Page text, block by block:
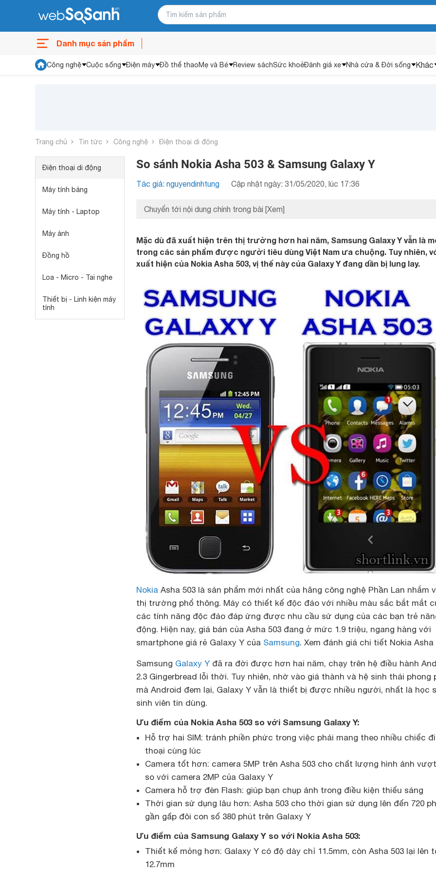
Danh mục sản phẩm
Công nghệ Cuộc sống Điện máy Đồ thể thaoMẹ và Bé Review sáchSức khoẻĐánh giá xe Nhà cửa & Đời sống Khác
Trang chủ Tin tức Công nghệ Điện thoại di động
Điện thoại di động
Máy tính bảng
Máy tính - Laptop
Máy ảnh
Đồng hồ
Loa - Micro - Tai nghe
Thiết bị - Linh kiện máy
tính
So sánh Nokia Asha 503 & Samsung Galaxy Y
Tác giả: nguyendinhtung Cập nhật ngày: 31/05/2020, lúc 17:36
Chuyển tới nội dung chính trong bài [Xem]
Mặc dù đã xuất hiện trên thị trường hơn hai năm, Samsung Galaxy Y vẫn là
trong các sản phẩm được người tiêu dùng Việt Nam ưa chuộng. Tuy nhiên,
xuất hiện của Nokia Asha 503, vị thế này của Galaxy Y đang dần bị lung lay.
Nokia Asha 503 là sản phẩm mới nhất của hãng công nghệ Phần Lan nhắm
thị trường phổ thông. Máy có thiết kế độc đáo với nhiều màu sắc bắt mắt
các tính năng độc đáo đáp ứng được nhu cầu sử dụng của các bạn trẻ
động. Hiện nay, giá bán của Asha 503 đang ở mức 1.9 triệu, ngang hàng với
smartphone giá rẻ Galaxy Y của Samsung. Xem đánh giá chi tiết Nokia Asha
Samsung Galaxy Y đã ra đời được hơn hai năm, chạy trên hệ điều hành
2.3 Gingerbread lỗi thời. Tuy nhiên, nhờ vào giá thành và hệ sinh thái phong
mà Android đem lại, Galaxy Y vẫn là thiết bị được nhiều người, nhất là học
sinh viên tin dùng.
Ưu điểm của Nokia Asha 503 so với Samsung Galaxy Y:
Hỗ trợ hai SIM: tránh phiền phức trong việc phải mang theo nhiều chiếc
thoại cùng lúc
Camera tốt hơn: camera 5MP trên Asha 503 cho chất lượng hình ảnh
so với camera 2MP của Galaxy Y
Camera hỗ trợ đèn Flash: giúp bạn chụp ảnh trong điều kiện thiếu sáng
Thời gian sử dụng lâu hơn: Asha 503 cho thời gian sử dụng lên đến 720
gần gấp đôi con số 380 phút trên Galaxy Y
Ưu điểm của Samsung Galaxy Y so với Nokia Asha 503:
Thiết kế mỏng hơn: Galaxy Y có độ dày chỉ 11.5mm, còn Asha 503 lại lên
12.7mm